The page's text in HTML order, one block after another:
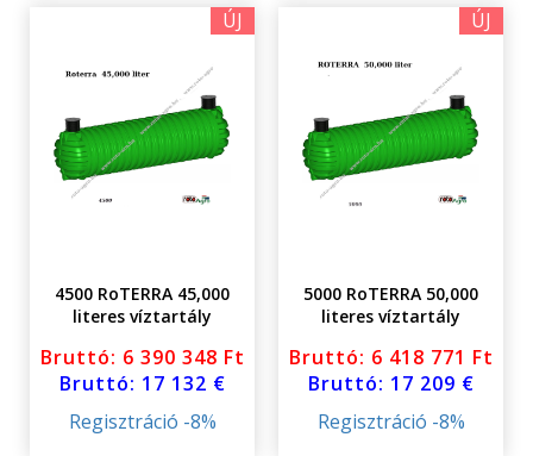
ÚJ
4500 RoTERRA 45,000
literes víztartály
Bruttó: 6 390 348 Ft
Bruttó: 17 132 €
Regisztráció -8%
ÚJ
5000 RoTERRA 50,000
literes víztartály
Bruttó: 6 418 771 Ft
Bruttó: 17 209 €
Regisztráció -8%